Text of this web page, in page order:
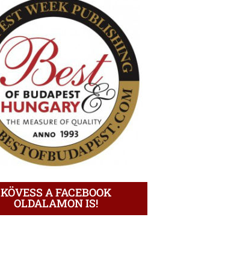
KÖVESS A FACEBOOK
OLDALAMON IS!